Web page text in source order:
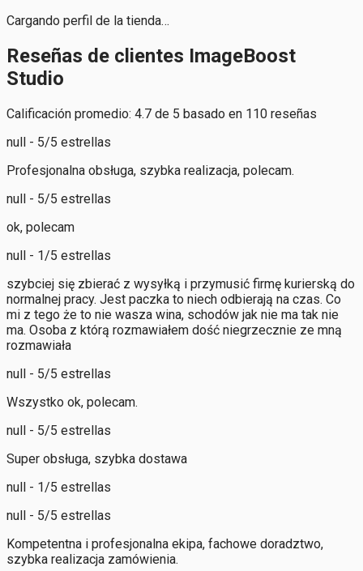
Cargando perfil de la tienda…
Reseñas de clientes ImageBoost
Studio
Calificación promedio: 4.7 de 5 basado en 110 reseñas
null - 5/5 estrellas
Profesjonalna obsługa, szybka realizacja, polecam.
null - 5/5 estrellas
ok, polecam
null - 1/5 estrellas
szybciej się zbierać z wysyłką i przymusić firmę kurierską do
normalnej pracy. Jest paczka to niech odbierają na czas. Co
mi z tego że to nie wasza wina, schodów jak nie ma tak nie
ma. Osoba z którą rozmawiałem dość niegrzecznie ze mną
rozmawiała
null - 5/5 estrellas
Wszystko ok, polecam.
null - 5/5 estrellas
Super obsługa, szybka dostawa
null - 1/5 estrellas
null - 5/5 estrellas
Kompetentna i profesjonalna ekipa, fachowe doradztwo,
szybka realizacja zamówienia.